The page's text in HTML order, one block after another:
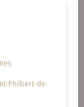
Philbert-de-